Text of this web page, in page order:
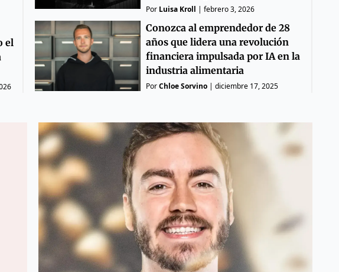
el
Por Luisa Kroll | febrero 3, 2026
Conozca al emprendedor de 28
años que lidera una revolución
financiera impulsada por IA en la
industria alimentaria
PorChloe Sorvino| diciembre 17, 2025